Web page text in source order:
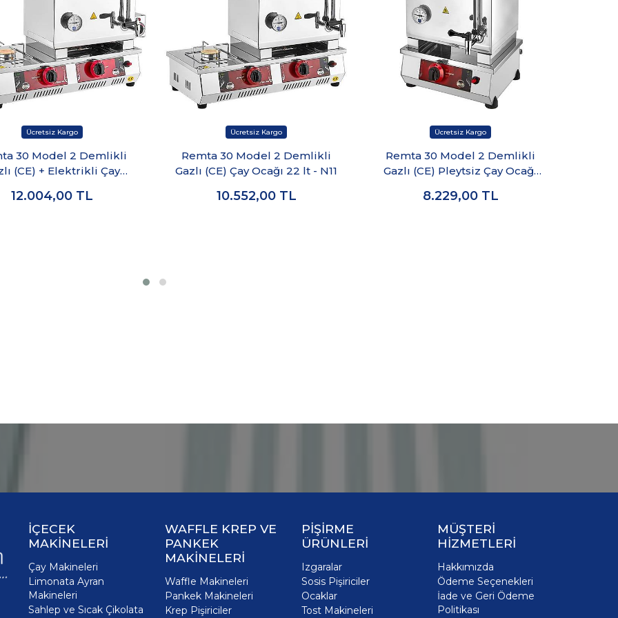
30 Model 2 Demlikli
(CE) + Elektrikli Çay
12.004,00 TL
Remta 30 Model 2 Demlikli
Gazlı (CE) Çay Ocağı 22 lt - N11
10.552,00 TL
Remta 30 Model 2 Demlikli
Gazlı (CE) Pleytsiz Çay Ocağı
8.229,00 TL
İÇECEK
MAKİNELERİ
Çay Makineleri
Limonata Ayran
Makineleri
Sahlep ve Sıcak Çikolata
WAFFLE KREP VE
PANKEK
MAKİNELERİ
Waffle Makineleri
Pankek Makineleri
Krep Pişiriciler
PİŞİRME
ÜRÜNLERİ
Izgaralar
Sosis Pişiriciler
Ocaklar
Tost Makineleri
MÜŞTERİ
HİZMETLERİ
Hakkımızda
Ödeme Seçenekleri
İade ve Geri Ödeme
Politikası